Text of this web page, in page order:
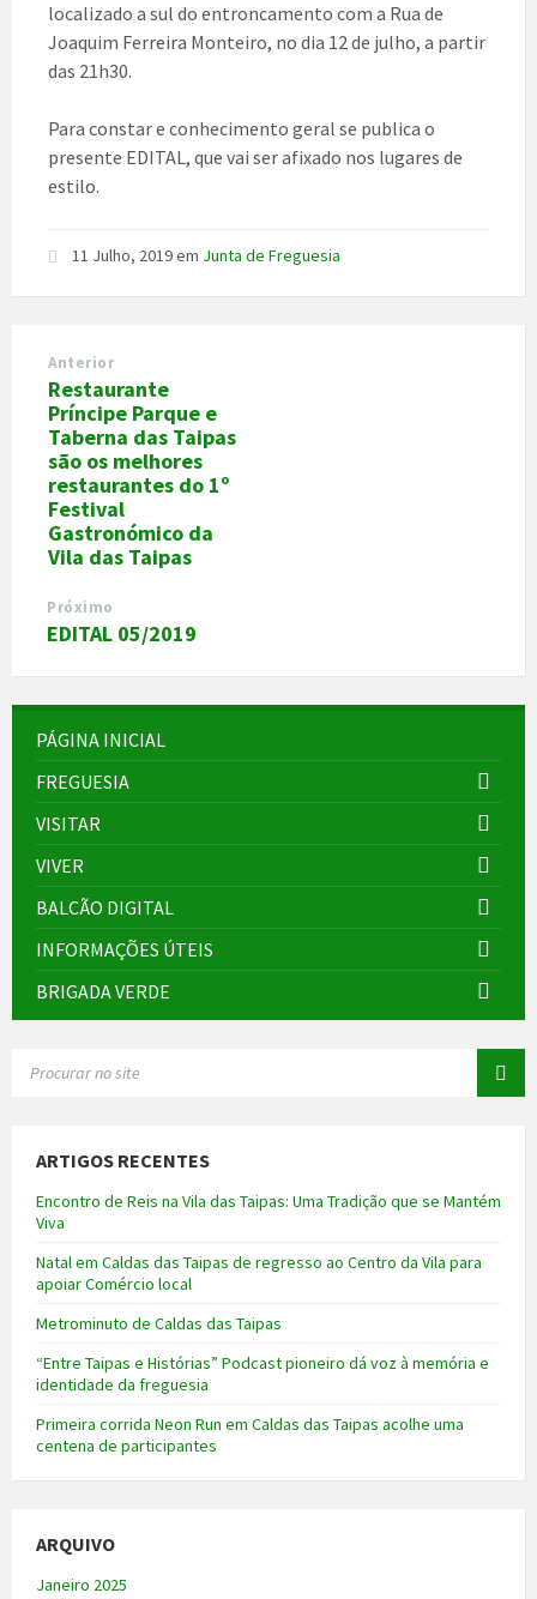
localizado a sul do entroncamento com a Rua de
Joaquim Ferreira Monteiro, no dia 12 de julho, a partir
das 21h30.
Para constar e conhecimento geral se publica o
presente EDITAL, que vai ser afixado nos lugares de
estilo.
11 Julho, 2019em Junta de Freguesia
Anterior
Restaurante
Príncipe Parque e
Taberna das Taipas
são os melhores
restaurantes do 1º
Festival
Gastronómico da
Vila das Taipas
Próximo
EDITAL 05/2019
PÁGINA INICIAL
FREGUESIA
VISITAR
VIVER
BALCÃO DIGITAL
INFORMAÇÕES ÚTEIS
BRIGADA VERDE
ARTIGOS RECENTES
Encontro de Reis na Vila das Taipas: Uma Tradição que se Mantém
Viva
Natal em Caldas das Taipas de regresso ao Centro da Vila para
apoiar Comércio local
Metrominuto de Caldas das Taipas
“Entre Taipas e Histórias” Podcast pioneiro dá voz à memória e
identidade da freguesia
Primeira corrida Neon Run em Caldas das Taipas acolhe uma
centena de participantes
ARQUIVO
Janeiro 2025